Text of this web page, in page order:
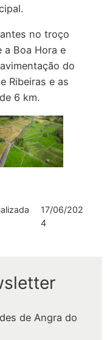
no troço
a Boa Hora e
do
Ribeiras e as
6 km.
17/06/202
4
de Angra do